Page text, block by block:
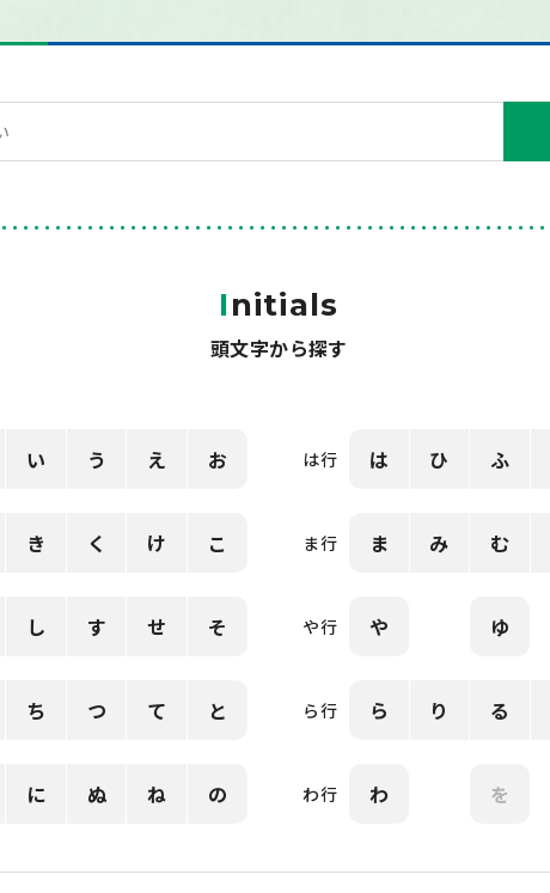
Initials
頭文字から探す
い う え お
き く け こ
し す せ そ
ち つ て と
に ぬ ね の
は行 は ひ ふ
ま行 ま み む
や行 や ゆ
ら行 ら り る
わ行 わ を